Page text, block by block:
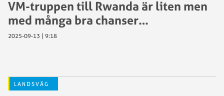
VM-truppen till Rwanda är liten men
med många bra chanser…
2025-09-13 | 9:18
LANDSVÄG